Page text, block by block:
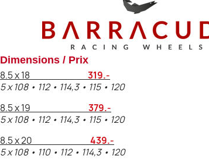
Dimensions / Prix
8.5 x 18 319.-
5 x 108 • 112 • 114,3 • 115 • 120
8.5 x 19 379.-
5 x 108 • 112 • 114,3 • 115 • 120
8.5 x 20 439.-
5 x 108 • 110 • 112 • 114,3 • 120